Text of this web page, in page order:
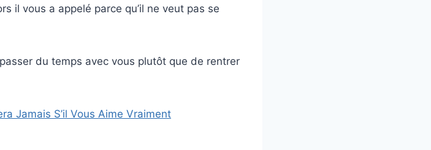
il vous a appelé parce qu’il ne veut pas se
du temps avec vous plutôt que de rentrer
Jamais S’il Vous Aime Vraiment